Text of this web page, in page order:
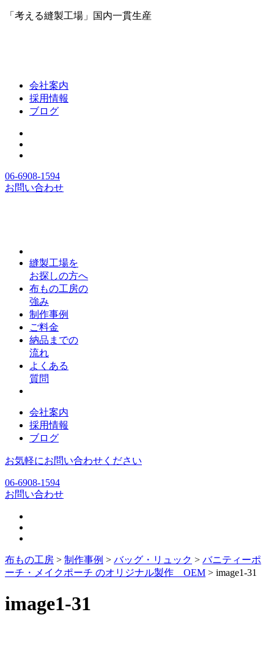
「考える縫製工場」国内一貫生産
会社案内
採用情報
ブログ
06-6908-1594
お問い合わせ
縫製工場を
お探しの方へ
布もの工房の
強み
制作事例
ご料金
納品までの
流れ
よくある
質問
会社案内
採用情報
ブログ
お気軽にお問い合わせください
06-6908-1594
お問い合わせ
布もの工房 > 制作事例 > バッグ・リュック > バニティーポ
ーチ・メイクポーチ のオリジナル製作 OEM > image1-31
image1-31